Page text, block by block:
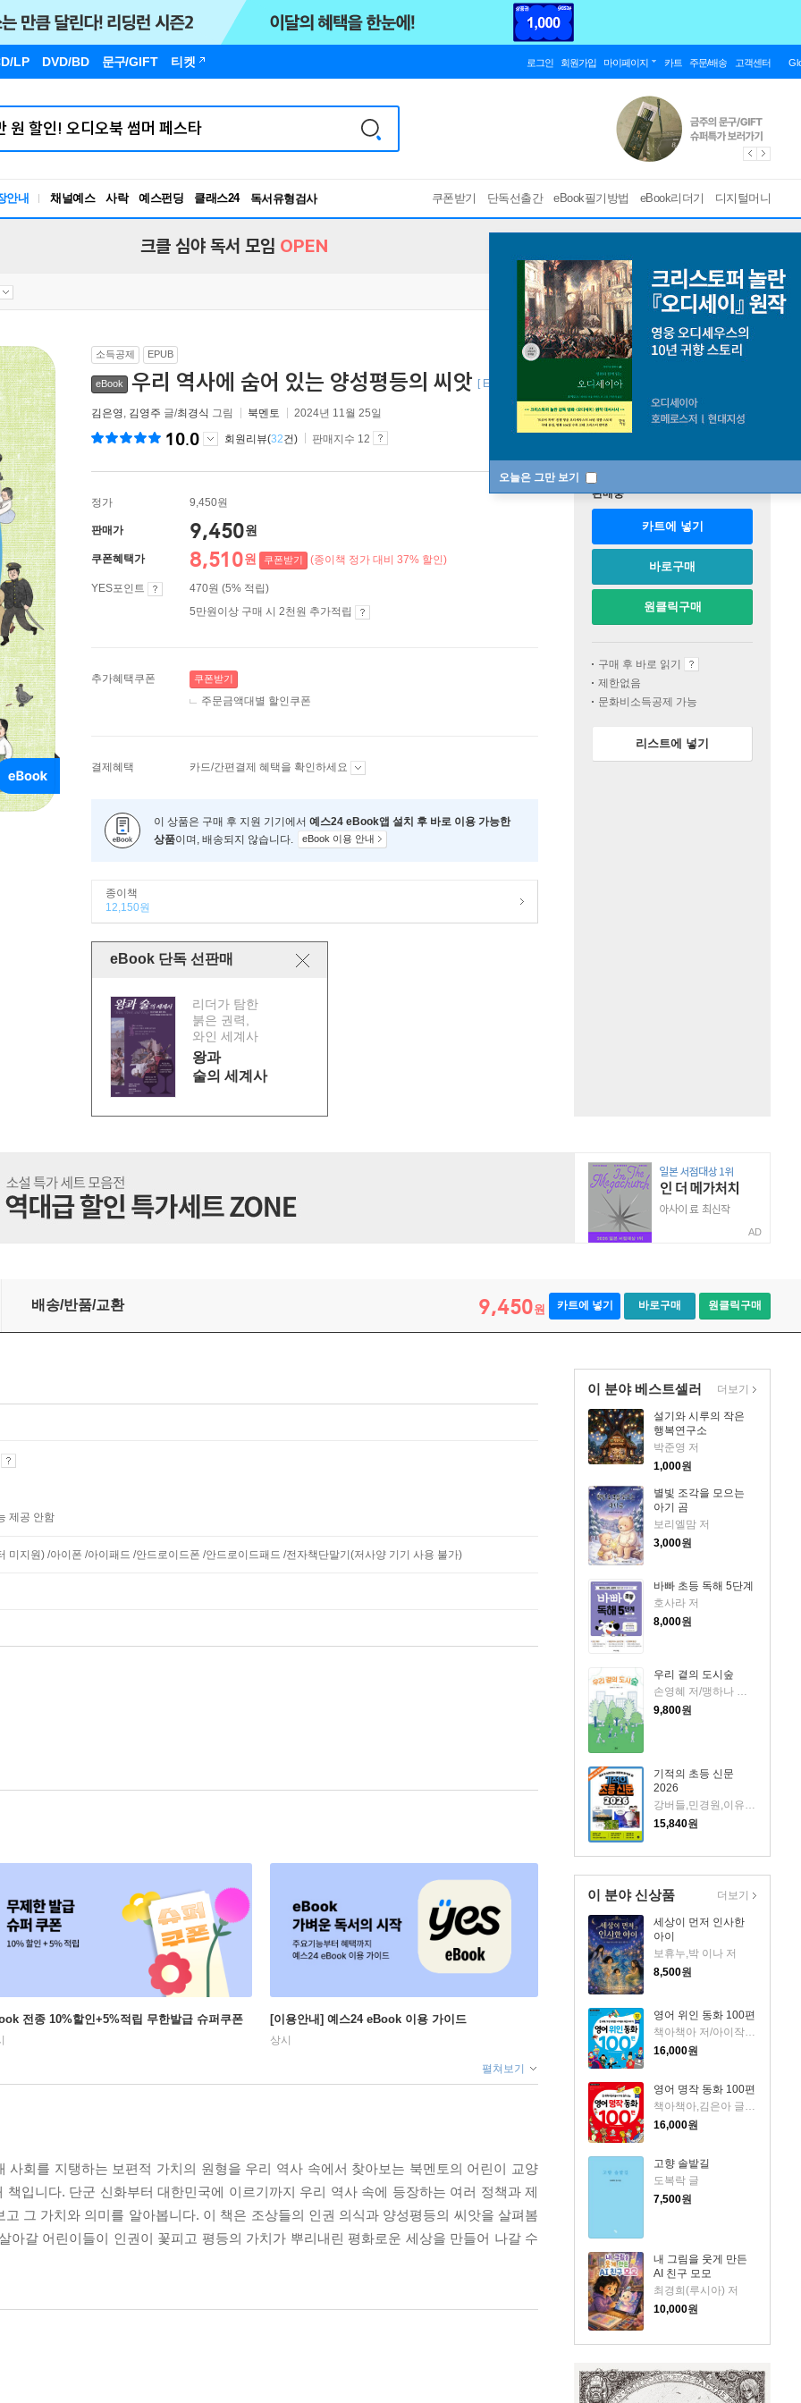
LP DVD/BD 문구/GIFT 티켓 로그인 회원가입 마이페이지 카트 주문/배송 고객센터
안내 채널예스 사락 예스펀딩 클래스24
독서유형검사
RBTI Lab
쿠폰받기 단독선출간 eBook필기방법 eBook리더기 디지털머니
오늘은 그만 보기
크클 심야 독서 모임 OPEN
소득공제 EPUB
eBook 우리 역사에 숨어 있는 양성평등의 씨앗 [ EPUB ]
김은영, 김영주 글/최경식 그림 북멘토 2024년 11월 25일
10.0 회원리뷰(32건) 판매지수 12
정가 9,450원
판매가 9,450원
쿠폰혜택가 8,510원 쿠폰받기 (종이책 정가 대비 37% 할인)
YES포인트
470원 (5% 적립)
5만원이상 구매 시 2천원 추가적립
추가혜택쿠폰 쿠폰받기
주문금액대별 할인쿠폰
결제혜택 카드/간편결제 혜택을 확인하세요
이 상품은 구매 후 지원 기기에서 예스24 eBook앱 설치 후 바로 이용 가능한
상품이며, 배송되지 않습니다. eBook 이용 안내
종이책
12,150원
eBook 단독 선판매
리더가 탐한
붉은 권력,
와인 세계사
왕과
술의 세계사
판매중
카트에 넣기
바로구매
원클릭구매
구매 후 바로 읽기
제한없음
문화비소득공제 가능
리스트에 넣기
AD
배송/반품/교환 9,450원 카트에 넣기 바로구매 원클릭구매
이 분야 베스트셀러
설기와 시루의 작은
행복연구소
박준영 저
1,000원
별빛 조각을 모으는
아기 곰
보리엘맘 저
3,000원
바빠 초등 독해 5단계
호사라 저
8,000원
우리 곁의 도시숲
손영혜 저/맹하나 그림
9,800원
기적의 초등 신문
2026
강버들,민경원,이유정,채윤경,임소연 글
15,840원
더보기
이 분야 신상품
세상이 먼저 인사한
아이
보휴누,박 이나 저
8,500원
영어 위인 동화 100편
16,000원
영어 명작 동화 100편
책아책아,김은아 글/아이작 더스트,마이클 A. 푸틀랙 감수
16,000원
고향 솔밭길
도복락 글
7,500원
내 그림을 웃게 만든
AI 친구 모모
최경희(루시아) 저
10,000원
더보기
제공 안함
미지원) /아이폰 /아이패드 /안드로이드폰 /안드로이드패드 /전자책단말기(저사양 기기 사용 불가)
전종 10%할인+5%적립 무한발급 슈퍼쿠폰 [이용안내] 예스24 eBook 이용 가이드
상시
펼쳐보기
회를 지탱하는 보편적 가치의 원형을 우리 역사 속에서 찾아보는 북멘토의 어린이 교양
책입니다. 단군 신화부터 대한민국에 이르기까지 우리 역사 속에 등장하는 여러 정책과 제
그 가치와 의미를 알아봅니다. 이 책은 조상들의 인권 의식과 양성평등의 씨앗을 살펴봄
아갈 어린이들이 인권이 꽃피고 평등의 가치가 뿌리내린 평화로운 세상을 만들어 나갈 수